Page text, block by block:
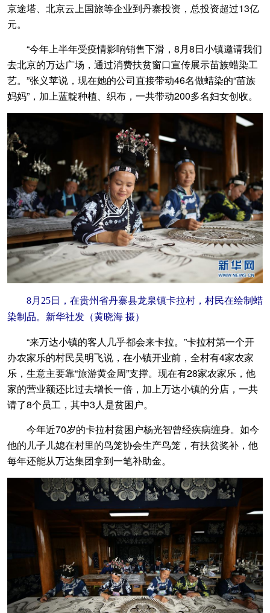
京途塔、北京云上国旅等企业到丹寨投资，总投资超过13亿
元。
“今年上半年受疫情影响销售下滑，8月8日小镇邀请我们
去北京的万达广场，通过消费扶贫窗口宣传展示苗族蜡染工
艺。”张义苹说，现在她的公司直接带动46名做蜡染的“苗族
妈妈”，加上蓝靛种植、织布，一共带动200多名妇女创收。
8月25日，在贵州省丹寨县龙泉镇卡拉村，村民在绘制蜡
染制品。新华社发（黄晓海 摄）
“来万达小镇的客人几乎都会来卡拉。”卡拉村第一个开
办农家乐的村民吴明飞说，在小镇开业前，全村有4家农家
乐，生意主要靠“旅游黄金周”支撑。现在有28家农家乐，他
家的营业额还比过去增长一倍，加上万达小镇的分店，一共
请了8个员工，其中3人是贫困户。
今年近70岁的卡拉村贫困户杨光智曾经疾病缠身。如今
他的儿子儿媳在村里的鸟笼协会生产鸟笼，有扶贫奖补，他
每年还能从万达集团拿到一笔补助金。